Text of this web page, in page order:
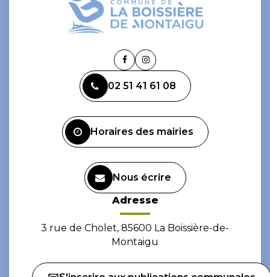
Lien
le
compte
Lien
le
compte
02 51 41 61 08
Horaires des mairies
Nous écrire
Adresse
3 rue de Cholet, 85600 La Boissière-de-
Montaigu